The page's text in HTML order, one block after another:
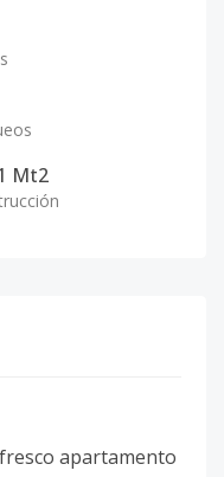
Mt2
apartamento